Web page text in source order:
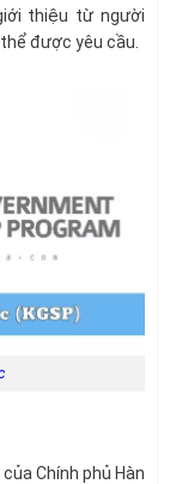
thiệu từ người
được yêu cầu.
Chính phủ Hàn